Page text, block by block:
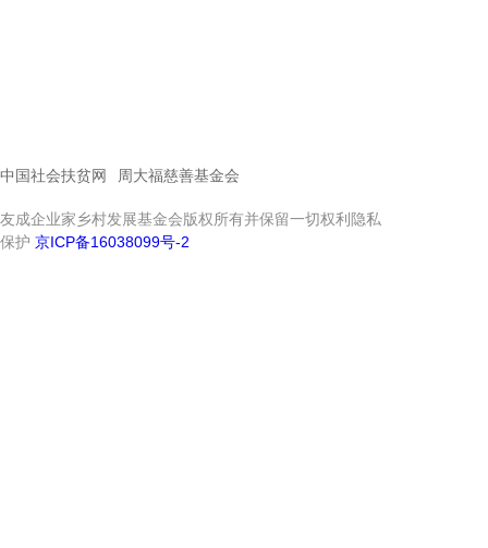
中国社会扶贫网 周大福慈善基金会
友成企业家乡村发展基金会版权所有并保留一切权利隐私
保护 京ICP备16038099号-2